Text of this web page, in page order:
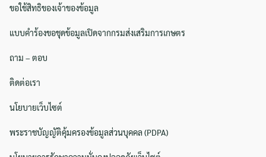
ขอใช้สิทธิของเจ้าของข้อมูล
แบบคำร้องขอชุดข้อมูลเปิดจากกรมส่งเสริมการเกษตร
ถาม – ตอบ
ติดต่อเรา
นโยบายเว็บไซต์
พระราชบัญญัติคุ้มครองข้อมูลส่วนบุคคล (PDPA)